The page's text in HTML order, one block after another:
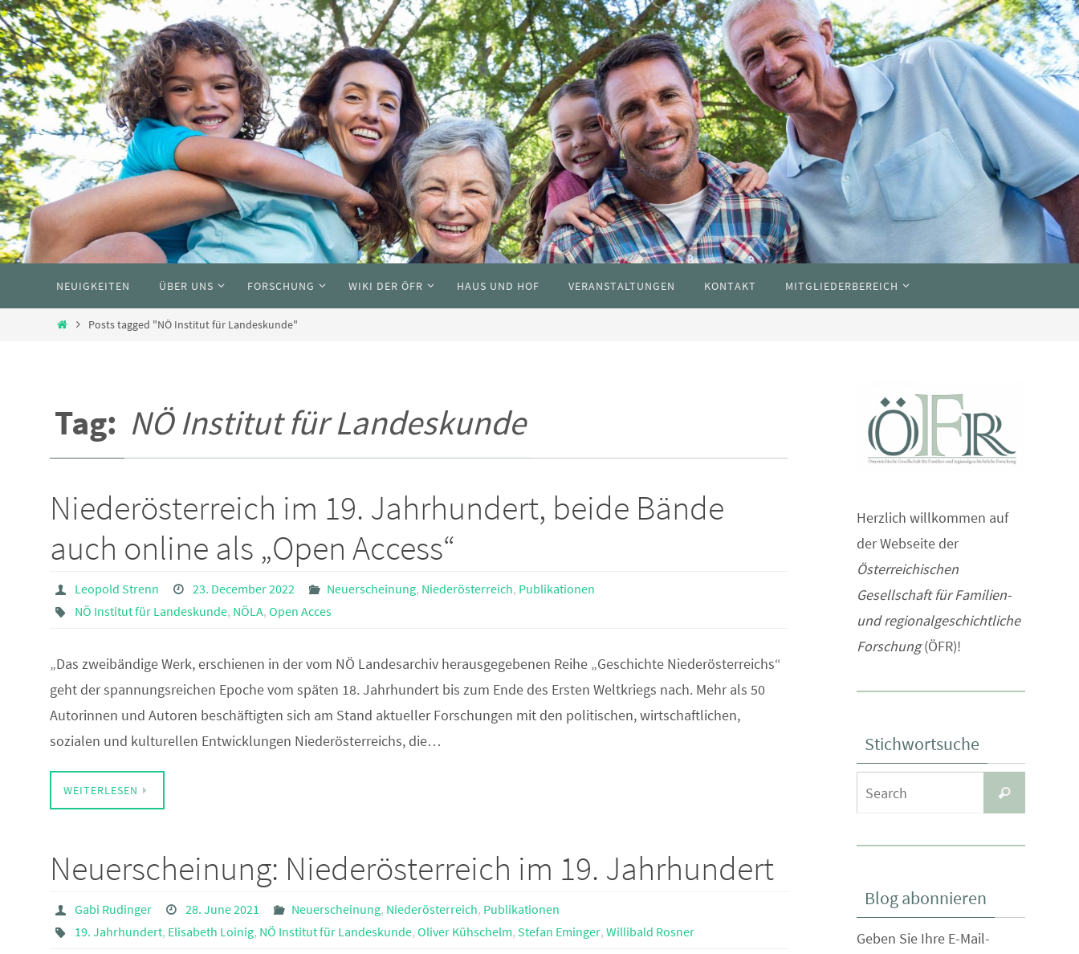
Skip
to
content
content
NEUIGKEITEN ÜBER UNS FORSCHUNG WIKI DER ÖFR HAUS UND HOF VERANSTALTUNGEN KONTAKT MITGLIEDERBEREICH
HomePosts tagged "NÖ Institut für Landeskunde"
Tag: NÖ Institut für Landeskunde
Niederösterreich im 19. Jahrhundert, beide Bände
auch online als „Open Access“
Leopold Strenn 23. December 2022 Neuerscheinung, Niederösterreich, Publikationen
NÖ Institut für Landeskunde, NÖLA, Open Acces
„Das zweibändige Werk, erschienen in der vom NÖ Landesarchiv herausgegebenen Reihe „Geschichte Niederösterreichs“
geht der spannungsreichen Epoche vom späten 18. Jahrhundert bis zum Ende des Ersten Weltkriegs nach. Mehr als 50
Autorinnen und Autoren beschäftigten sich am Stand aktueller Forschungen mit den politischen, wirtschaftlichen,
sozialen und kulturellen Entwicklungen Niederösterreichs, die…
WEITERLESEN
Neuerscheinung: Niederösterreich im 19. Jahrhundert
Gabi Rudinger 28. June 2021 Neuerscheinung, Niederösterreich, Publikationen
19. Jahrhundert, Elisabeth Loinig, NÖ Institut für Landeskunde, Oliver Kühschelm, Stefan Eminger, Willibald Rosner
Herzlich willkommen auf
der Webseite der
Österreichischen
Gesellschaft für Familien-
und regionalgeschichtliche
Forschung(ÖFR)!
Stichwortsuche
for:
Search
Blog abonnieren
Geben Sie Ihre E-Mail-